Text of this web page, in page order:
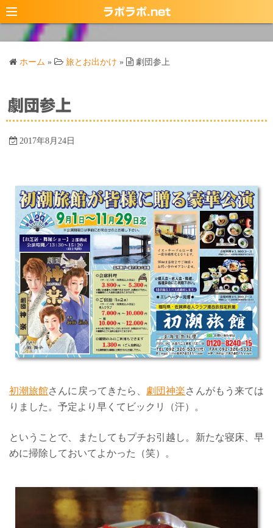
コ
ン
ス
キ
ラポラポ.net
ホーム » 旅とお出かけ » 劇団参上
劇団参上
2017年8月24日
初潮旅館さんに戻ってきたら、 劇団神楽さんがもう来ては
りました。予定より早くてビックリ（汗）。
ということで、またしてもプチお引越し。新たな寝床、早
めに掃除しておいてよかった（笑）。